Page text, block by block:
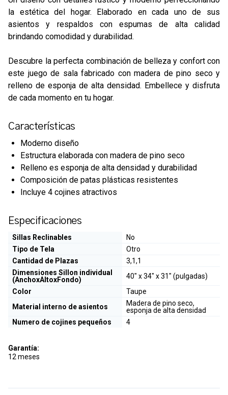
la estética del hogar. Elaborado en cada uno de sus
asientos y respaldos con espumas de alta calidad
brindando comodidad y durabilidad.
Descubre la perfecta combinación de belleza y confort con
este juego de sala fabricado con madera de pino seco y
relleno de esponja de alta densidad. Embellece y disfruta
de cada momento en tu hogar.
Características
Moderno diseño
Estructura elaborada con madera de pino seco
Relleno es esponja de alta densidad y durabilidad
Composición de patas plásticas resistentes
Incluye 4 cojines atractivos
Especificaciones
Sillas Reclinables
No
Tipo de Tela
Otro
Cantidad de Plazas
3,1,1
Dimensiones Sillon individual
(AnchoxAltoxFondo)
40" x 34" x 31" (pulgadas)
Color
Taupe
Material interno de asientos
Madera de pino seco,
esponja de alta densidad
Numero de cojines pequeños
4
Garantía:
12 meses